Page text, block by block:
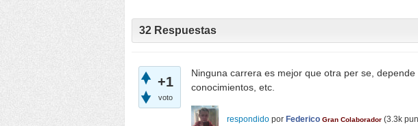
32 Respuestas
+1
voto
Ninguna carrera es mejor que otra per se,
conocimientos, etc.
respondido por Federico Gran Colaborador (3.3k